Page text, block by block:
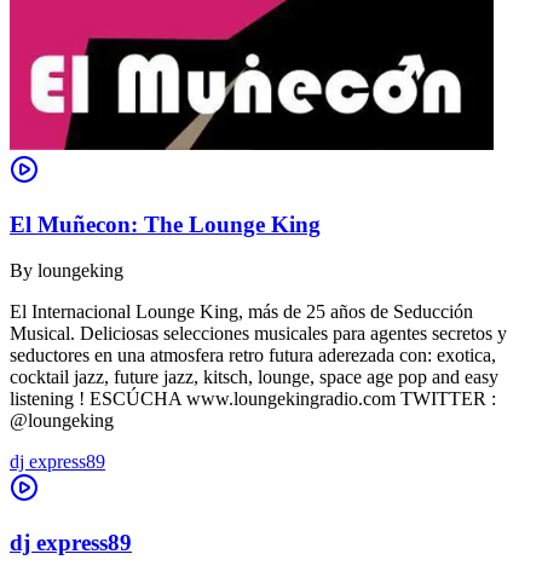
El Muñecon: The Lounge King
By loungeking
El Internacional Lounge King, más de 25 años de Seducción
Musical. Deliciosas selecciones musicales para agentes secretos y
seductores en una atmosfera retro futura aderezada con: exotica,
cocktail jazz, future jazz, kitsch, lounge, space age pop and easy
listening ! ESCÚCHA www.loungekingradio.com TWITTER :
@loungeking
dj express89
dj express89